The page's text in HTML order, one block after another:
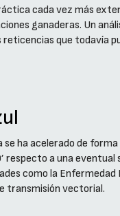
cada vez más
ganaderas. Un
que todavía
ha acelerado de
respecto a una
como la
transmisión vectorial.